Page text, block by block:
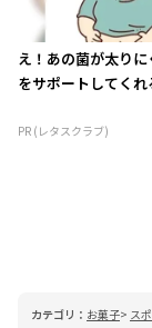
え！あの菌が太り
をサポートしてくれ
PR (レタスクラブ)
カテゴリ： お菓子 ス